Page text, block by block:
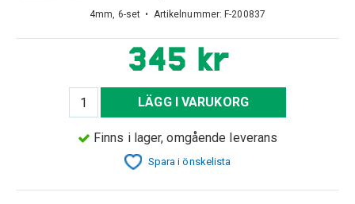
4mm, 6-set • Artikelnummer: F-200837
345 kr
LÄGG I VARUKORG
Finns i lager, omgående leverans
Spara i önskelista